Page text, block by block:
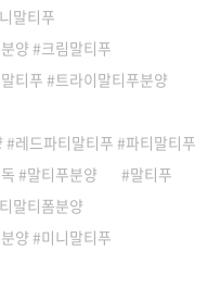
말티푸
양 #크림말티푸
티푸 #트라이말티푸분양
레드파티말티푸 #파티말티푸
#말티푸분양
말티푸
말티폼분양
양 #미니말티푸